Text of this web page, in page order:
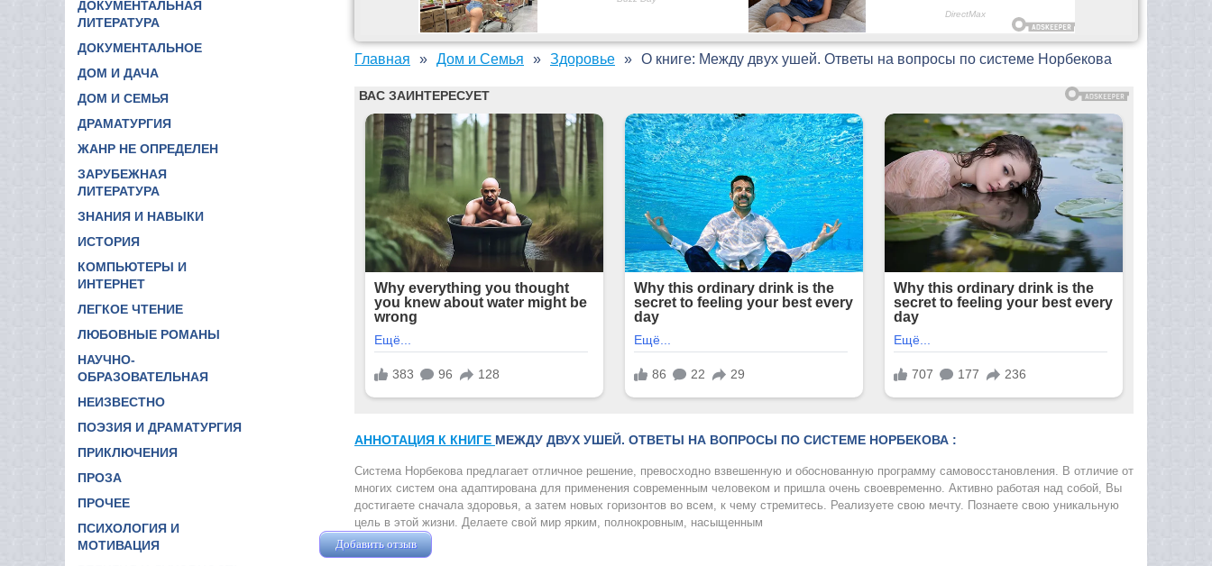
ДОКУМЕНТАЛЬНАЯ
ЛИТЕРАТУРА
ДОКУМЕНТАЛЬНОЕ
ДОМ И ДАЧА
ДОМ И СЕМЬЯ
ДРАМАТУРГИЯ
ЖАНР НЕ ОПРЕДЕЛЕН
ЗАРУБЕЖНАЯ
ЛИТЕРАТУРА
ЗНАНИЯ И НАВЫКИ
ИСТОРИЯ
КОМПЬЮТЕРЫ И
ИНТЕРНЕТ
ЛЕГКОЕ ЧТЕНИЕ
ЛЮБОВНЫЕ РОМАНЫ
НАУЧНО-
ОБРАЗОВАТЕЛЬНАЯ
НЕИЗВЕСТНО
ПОЭЗИЯ И ДРАМАТУРГИЯ
ПРИКЛЮЧЕНИЯ
ПРОЗА
ПРОЧЕЕ
ПСИХОЛОГИЯ И
МОТИВАЦИЯ
Главная Дом и Семья Здоровье О книге: Между двух ушей. Ответы на вопросы по системе Норбекова
АННОТАЦИЯ К КНИГЕ МЕЖДУ ДВУХ УШЕЙ. ОТВЕТЫ НА ВОПРОСЫ ПО СИСТЕМЕ НОРБЕКОВА :
Система Норбекова предлагает отличное решение, превосходно взвешенную и обоснованную программу самовосстановления. В отличие от
многих систем она адаптирована для применения современным человеком и пришла очень своевременно. Активно работая над собой, Вы
достигаете сначала здоровья, а затем новых горизонтов во всем, к чему стремитесь. Реализуете свою мечту. Познаете свою уникальную
цель в этой жизни. Делаете свой мир ярким, полнокровным, насыщенным
Добавить отзыв